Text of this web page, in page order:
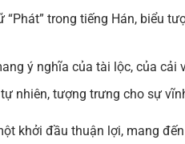
trong tiếng Hán, biểu
ý nghĩa của tài lộc, của cải
nhiên, tượng trưng cho sự
khởi đầu thuận lợi, mang đến